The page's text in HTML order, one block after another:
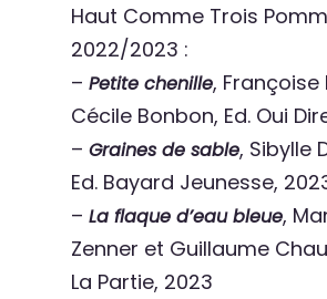
Haut Comme Trois
2022/2023 :
–Petite chenille, Françoise
Cécile Bonbon, Ed. Oui
–Graines de sable, Sibylle
Ed. Bayard Jeunesse,
–La flaque d’eau bleue,
Zenner et Guillaume
La Partie, 2023